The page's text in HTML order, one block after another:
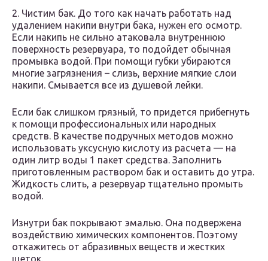
2. Чистим бак. До того как начать работать над
удалением накипи внутри бака, нужен его осмотр.
Если накипь не сильно атаковала внутреннюю
поверхность резервуара, то подойдет обычная
промывка водой. При помощи губки убираются
многие загрязнения – слизь, верхние мягкие слои
накипи. Смывается все из душевой лейки.
Если бак слишком грязный, то придется прибегнуть
к помощи профессиональных или народных
средств. В качестве подручных методов можно
использовать уксусную кислоту из расчета — на
один литр воды 1 пакет средства. Заполнить
приготовленным раствором бак и оставить до утра.
Жидкость слить, а резервуар тщательно промыть
водой.
Изнутри бак покрывают эмалью. Она подвержена
воздействию химических компонентов. Поэтому
откажитесь от абразивных веществ и жестких
щеток.